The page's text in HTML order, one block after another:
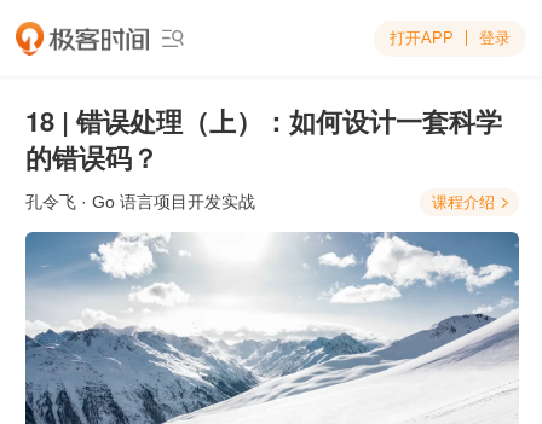
 打开APP 登录
18 | 错误处理（上）：如何设计一套科学
的错误码？
孔令飞 · Go 语言项目开发实战 课程介绍 